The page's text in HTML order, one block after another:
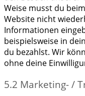
Weise musst du
Website nicht
Informationen
beispielsweise in
du bezahlst. Wir
ohne deine
5.2 Marketing- /